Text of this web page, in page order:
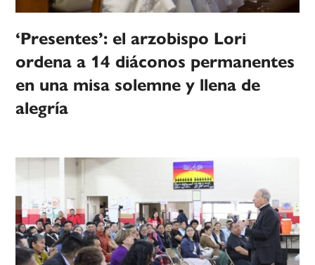
‘Presentes’: el arzobispo Lori
ordena a 14 diáconos permanentes
en una misa solemne y llena de
alegría